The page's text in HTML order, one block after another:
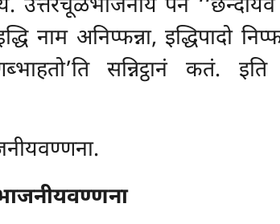
पन ‘‘छन्दोयेव
नाम अनिप्फन्ना, इद्धिपादो
सन्निट्ठानं कतं.